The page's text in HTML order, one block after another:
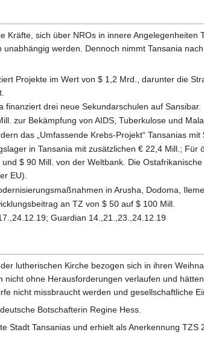
Kräfte, sich über NROs in innere
werden. Dennoch nimmt Tansania
Projekte im Wert von $ 1,2 Mrd., darunter die
finanziert drei neue Sekundarschulen auf Sansibar.
zur Bekämpfung von AIDS, Tuberkulose und
das „Umfassende Krebs-Projekt“ Tansanias
in Tansania mit zusätzlichen € 22,4 Mill.;
$ 90 Mill. von der Weltbank. Die
EU).
in Arusha, Dodoma,
an TZ von $ 50 auf $ 100 Mill.
Guardian 14.,21.,23.,24.12.19
lutherischen Kirche bezogen sich in ihren
nicht ohne Herausforderungen verlaufen und
nicht missbraucht werden und gesellschaftliche
Botschafterin Regine Hess.
Stadt Tansanias und erhielt als Anerkennung TZS